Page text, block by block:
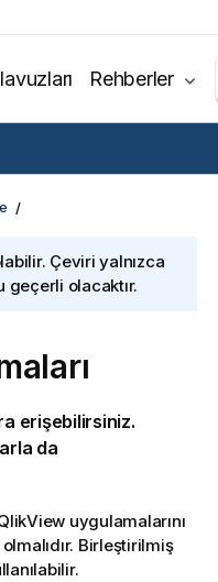
Rehberler
Çeviri yalnızca
olacaktır.
erişebilirsiniz.
da
uygulamalarını
Birleştirilmiş